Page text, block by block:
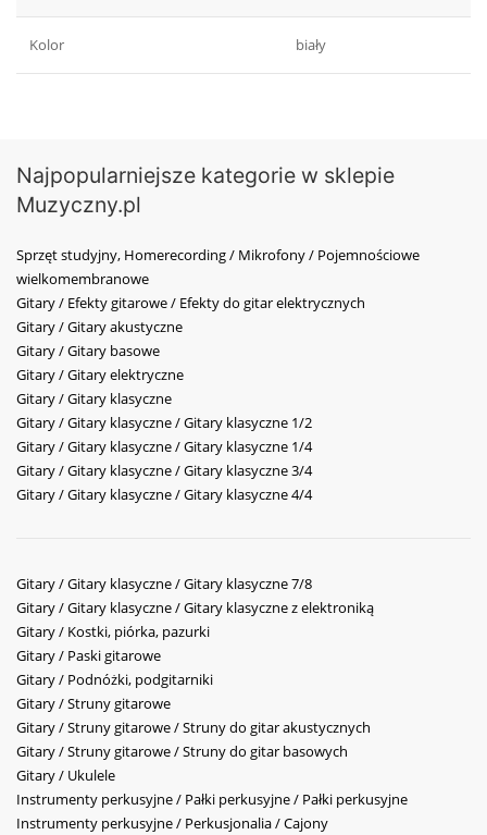
Kolor biały
Najpopularniejsze kategorie w sklepie
Muzyczny.pl
Sprzęt studyjny, Homerecording / Mikrofony / Pojemnościowe
wielkomembranowe
Gitary / Efekty gitarowe / Efekty do gitar elektrycznych
Gitary / Gitary akustyczne
Gitary / Gitary basowe
Gitary / Gitary elektryczne
Gitary / Gitary klasyczne
Gitary / Gitary klasyczne / Gitary klasyczne 1/2
Gitary / Gitary klasyczne / Gitary klasyczne 1/4
Gitary / Gitary klasyczne / Gitary klasyczne 3/4
Gitary / Gitary klasyczne / Gitary klasyczne 4/4
Gitary / Gitary klasyczne / Gitary klasyczne 7/8
Gitary / Gitary klasyczne / Gitary klasyczne z elektroniką
Gitary / Kostki, piórka, pazurki
Gitary / Paski gitarowe
Gitary / Podnóżki, podgitarniki
Gitary / Struny gitarowe
Gitary / Struny gitarowe / Struny do gitar akustycznych
Gitary / Struny gitarowe / Struny do gitar basowych
Gitary / Ukulele
Instrumenty perkusyjne / Pałki perkusyjne / Pałki perkusyjne
Instrumenty perkusyjne / Perkusjonalia / Cajony